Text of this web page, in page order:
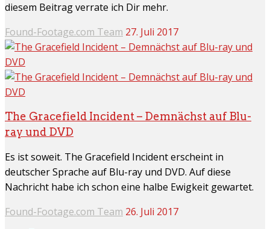
diesem Beitrag verrate ich Dir mehr.
Found-Footage.com Team 27. Juli 2017
The Gracefield Incident – Demnächst auf Blu-
ray und DVD
Es ist soweit. The Gracefield Incident erscheint in
deutscher Sprache auf Blu-ray und DVD. Auf diese
Nachricht habe ich schon eine halbe Ewigkeit gewartet.
Found-Footage.com Team 26. Juli 2017